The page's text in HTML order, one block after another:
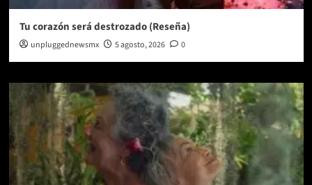
Tu corazón será destrozado (Reseña)
unpluggednewsmx 5 agosto, 2026 0